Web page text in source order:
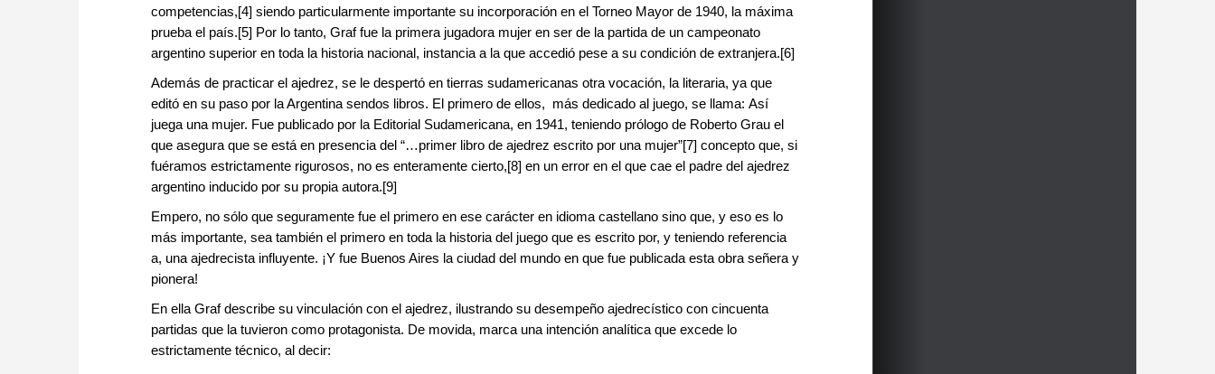
competencias,[4] siendo particularmente importante su incorporación en el Torneo Mayor de 1940, la máxima
prueba el país.[5] Por lo tanto, Graf fue la primera jugadora mujer en ser de la partida de un campeonato
argentino superior en toda la historia nacional, instancia a la que accedió pese a su condición de extranjera.[6]
Además de practicar el ajedrez, se le despertó en tierras sudamericanas otra vocación, la literaria, ya que
editó en su paso por la Argentina sendos libros. El primero de ellos, más dedicado al juego, se llama: Así
juega una mujer. Fue publicado por la Editorial Sudamericana, en 1941, teniendo prólogo de Roberto Grau el
que asegura que se está en presencia del “…primer libro de ajedrez escrito por una mujer”[7] concepto que, si
fuéramos estrictamente rigurosos, no es enteramente cierto,[8] en un error en el que cae el padre del ajedrez
argentino inducido por su propia autora.[9]
Empero, no sólo que seguramente fue el primero en ese carácter en idioma castellano sino que, y eso es lo
más importante, sea también el primero en toda la historia del juego que es escrito por, y teniendo referencia
a, una ajedrecista influyente. ¡Y fue Buenos Aires la ciudad del mundo en que fue publicada esta obra señera y
pionera!
En ella Graf describe su vinculación con el ajedrez, ilustrando su desempeño ajedrecístico con cincuenta
partidas que la tuvieron como protagonista. De movida, marca una intención analítica que excede lo
estrictamente técnico, al decir: